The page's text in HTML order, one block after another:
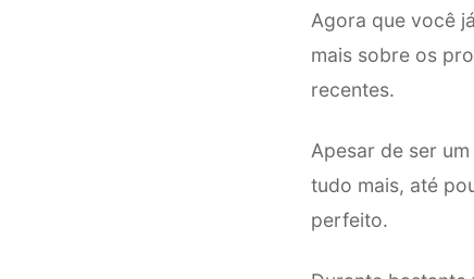
Agora que você
mais sobre os
recentes.
Apesar de ser
tudo mais, até
perfeito.